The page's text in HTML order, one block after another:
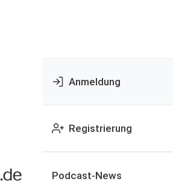
Anmeldung
Registrierung
Podcast-News